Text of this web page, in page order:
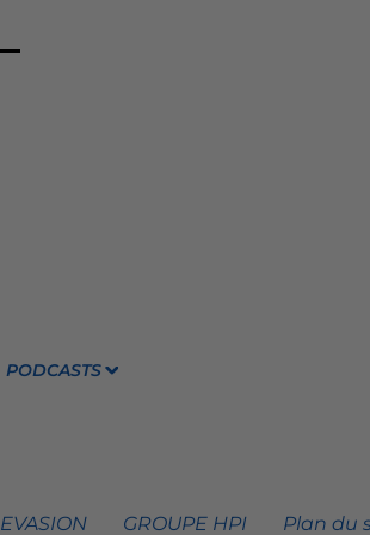
PODCASTS
GROUPE HPI Plan du